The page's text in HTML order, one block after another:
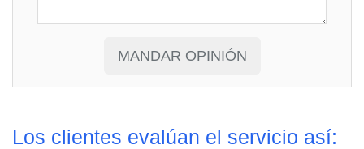
Los clientes evalúan el servicio así: